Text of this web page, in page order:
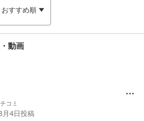
おすすめ順
動画
コミ
4日投稿